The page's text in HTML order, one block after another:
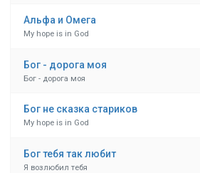
Альфа и Омега
My hope is in God
Бог - дорога моя
Бог - дорога моя
Бог не сказка стариков
My hope is in God
Бог тебя так любит
Я возлюбил тебя